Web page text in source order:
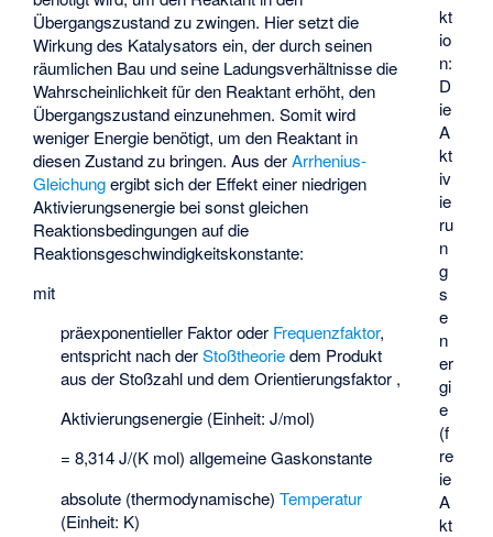
kt
io
n:
D
ie
A
kt
iv
ie
ru
n
g
s
e
n
er
gi
e
(f
re
ie
A
kt
Übergangszustand zu zwingen. Hier setzt die
Wirkung des Katalysators ein, der durch seinen
räumlichen Bau und seine Ladungsverhältnisse die
Wahrscheinlichkeit für den Reaktant erhöht, den
Übergangszustand einzunehmen. Somit wird
weniger Energie benötigt, um den Reaktant in
diesen Zustand zu bringen. Aus derArrhenius-
Gleichungergibt sich der Effekt einer niedrigen
Aktivierungsenergie bei sonst gleichen
Reaktionsbedingungen auf die
Reaktionsgeschwindigkeitskonstante:
mit
präexponentieller Faktor oder Frequenzfaktor,
entspricht nach derStoßtheoriedem Produkt
aus der Stoßzahl und dem Orientierungsfaktor ,
Aktivierungsenergie (Einheit: J/mol)
= 8,314 J/(K mol) allgemeine Gaskonstante
absolute (thermodynamische) Temperatur
(Einheit: K)